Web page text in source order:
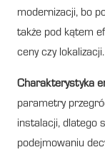
modernizacji, bo
także pod kątem
ceny czy lokalizacji.
Charakterystyka
parametry
instalacji, dlatego
podejmowaniu